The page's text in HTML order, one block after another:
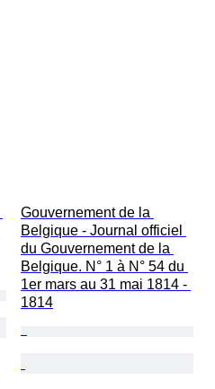
Gouvernement de la
Belgique - Journal officiel
du Gouvernement de la
Belgique. N° 1 à N° 54 du
1er mars au 31 mai 1814 -
1814